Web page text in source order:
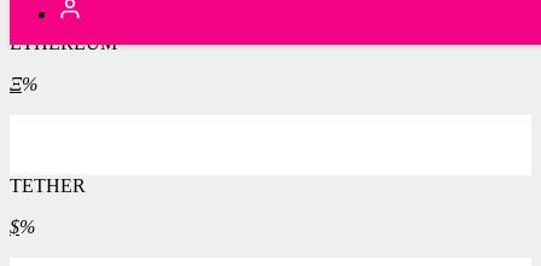
ETHEREUM
Ξ%
TETHER
$%